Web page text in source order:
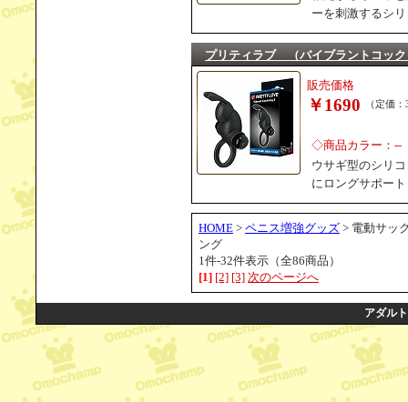
ーを刺激するシ
プリティラブ （バイブラントコッ
販売価格
￥1690 （定価
◇商品カラー：--
ウサギ型のシリ
にロングサポー
HOME > ペニス増強グッズ > 電動サッ
ング
1件-32件表示（全86商品）
[1] [2] [3] 次のページへ
アダル